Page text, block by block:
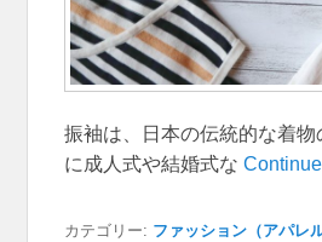
振袖は、日本の伝統的な着
に成人式や結婚式な
カテゴリー: ファッション（アパレ